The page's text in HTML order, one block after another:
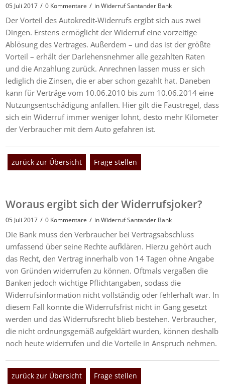
05 Juli 2017 / 0 Kommentare / inWiderruf Santander Bank
Der Vorteil des Autokredit-Widerrufs ergibt sich aus zwei
Dingen. Erstens ermöglicht der Widerruf eine vorzeitige
Ablösung des Vertrages. Außerdem – und das ist der größte
Vorteil – erhält der Darlehensnehmer alle gezahlten Raten
und die Anzahlung zurück. Anrechnen lassen muss er sich
lediglich die Zinsen, die er aber schon gezahlt hat. Daneben
kann für Verträge vom 10.06.2010 bis zum 10.06.2014 eine
Nutzungsentschädigung anfallen. Hier gilt die Faustregel, dass
sich ein Widerruf immer weniger lohnt, desto mehr Kilometer
der Verbraucher mit dem Auto gefahren ist.
zurück zur Übersicht Frage stellen
Woraus ergibt sich der Widerrufsjoker?
05 Juli 2017 / 0 Kommentare / inWiderruf Santander Bank
Die Bank muss den Verbraucher bei Vertragsabschluss
umfassend über seine Rechte aufklären. Hierzu gehört auch
das Recht, den Vertrag innerhalb von 14 Tagen ohne Angabe
von Gründen widerrufen zu können. Oftmals vergaßen die
Banken jedoch wichtige Pflichtangaben, sodass die
Widerrufsinformation nicht vollständig oder fehlerhaft war. In
diesem Fall konnte die Widerrufsfrist nicht in Gang gesetzt
werden und das Widerrufsrecht blieb bestehen. Verbraucher,
die nicht ordnungsgemäß aufgeklärt wurden, können deshalb
noch heute widerrufen und die Vorteile in Anspruch nehmen.
zurück zur Übersicht Frage stellen